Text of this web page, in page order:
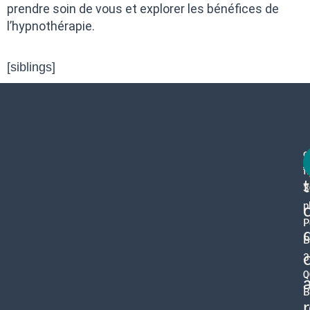
prendre soin de vous et explorer les bénéfices de
l’hypnothérapie.
[siblings]